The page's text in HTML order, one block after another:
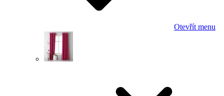
Otevřít menu